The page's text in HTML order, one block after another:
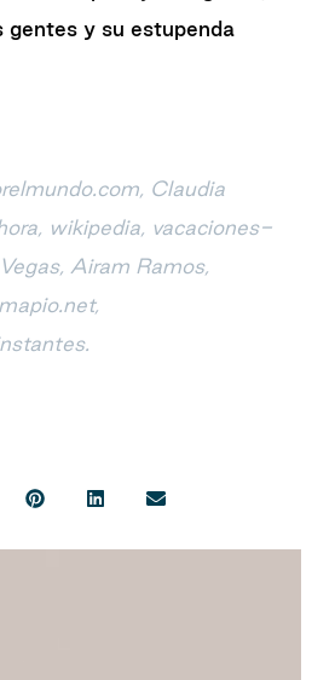
gentes y su estupenda
Claudia
wikipedia, vacaciones-
Airam Ramos,